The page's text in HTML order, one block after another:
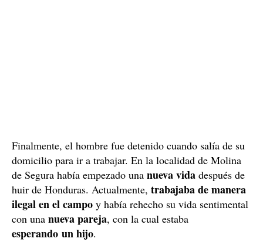
Finalmente, el hombre fue detenido cuando salía de su
domicilio para ir a trabajar. En la localidad de Molina
de Segura había empezado una nueva vida después de
huir de Honduras. Actualmente, trabajaba de manera
ilegal en el campo y había rehecho su vida sentimental
con una nueva pareja, con la cual estaba
esperando un hijo.